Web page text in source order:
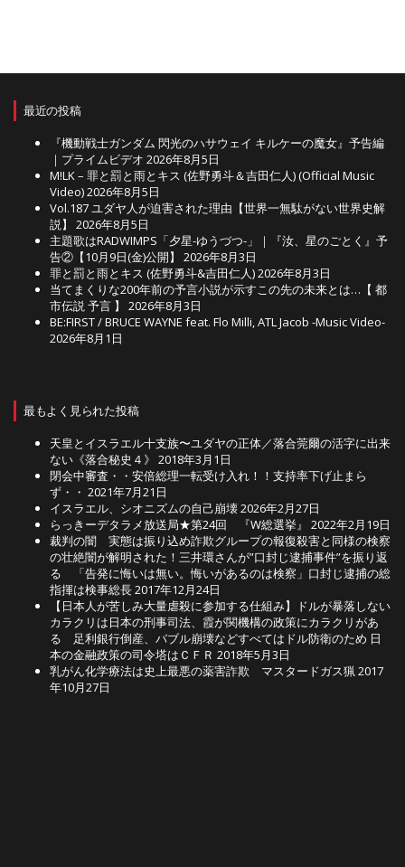
最近の投稿
『機動戦士ガンダム 閃光のハサウェイ キルケーの魔女』予告編
｜プライムビデオ 2026年8月5日
M!LK – 罪と罰と雨とキス (佐野勇斗＆吉田仁人) (Official Music
Video)2026年8月5日
Vol.187 ユダヤ人が迫害された理由【世界一無駄がない世界史解
説】
2026年8月5日
主題歌はRADWIMPS「夕星-ゆうづつ-」｜『汝、星のごとく』予
告②【10月9日(金)公開】
2026年8月3日
罪と罰と雨とキス (佐野勇斗&吉田仁人)2026年8月3日
当てまくりな200年前の予言小説が示すこの先の未来とは…【 都
市伝説 予言 】
2026年8月3日
BE:FIRST / BRUCE WAYNE feat. Flo Milli, ATL Jacob -Music Video-
2026年8月1日
最もよく見られた投稿
天皇とイスラエル十支族〜ユダヤの正体／落合莞爾の活字に出来
ない《落合秘史４》 2018年3月1日
閉会中審査・・安倍総理一転受け入れ！！支持率下げ止まら
ず・・ 2021年7月21日
イスラエル、シオニズムの自己崩壊2026年2月27日
らっきーデタラメ放送局★第24回 『W総選挙』
2022年2月19日
裁判の闇 実態は振り込め詐欺グループの報復殺害と同様の検察
の壮絶闇が解明された！三井環さんが”口封じ逮捕事件”を振り返
る 「告発に悔いは無い。悔いがあるのは検察」口封じ逮捕の総
指揮は検事総長2017年12月24日
【日本人が苦しみ大量虐殺に参加する仕組み】ドルが暴落しない
カラクリは日本の刑事司法、霞が関機構の政策にカラクリがあ
る 足利銀行倒産、バブル崩壊などすべてはドル防衛のため 日
本の金融政策の司令塔はＣＦＲ 2018年5月3日
乳がん化学療法は史上最悪の薬害詐欺 マスタードガス猟 2017
年10月27日